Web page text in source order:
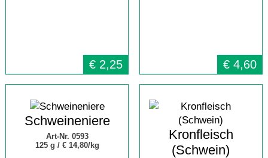
€ 2,25 € 4,60
Schweineniere
Art-Nr. 0593
125 g / € 14,80/kg
Kronfleisch
(Schwein)